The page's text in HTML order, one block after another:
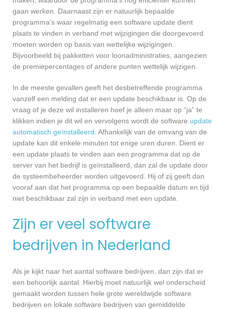
gaan werken. Daarnaast zijn er natuurlijk bepaalde
programma’s waar regelmatig een software update dient
plaats te vinden in verband met wijzigingen die doorgevoerd
moeten worden op basis van wettelijke wijzigingen.
Bijvoorbeeld bij pakketten voor loonadministraties, aangezien
de premiepercentages of andere punten wettelijk wijzigen.
In de meeste gevallen geeft het desbetreffende programma
vanzelf een melding dat er een update beschikbaar is. Op de
vraag of je deze wil installeren hoef je alleen maar op “ja” te
klikken indien je dit wil en vervolgens wordt de software update
automatisch geïnstalleerd. Afhankelijk van de omvang van de
update kan dit enkele minuten tot enige uren duren. Dient er
een update plaats te vinden aan een programma dat op de
server van het bedrijf is geïnstalleerd, dan zal de update door
de systeembeheerder worden uitgevoerd. Hij of zij geeft dan
vooraf aan dat het programma op een bepaalde datum en tijd
niet beschikbaar zal zijn in verband met een update.
Zijn er veel software
bedrijven in Nederland
Als je kijkt naar het aantal software bedrijven, dan zijn dat er
een behoorlijk aantal. Hierbij moet natuurlijk wel onderscheid
gemaakt worden tussen hele grote wereldwijde software
bedrijven en lokale software bedrijven van gemiddelde